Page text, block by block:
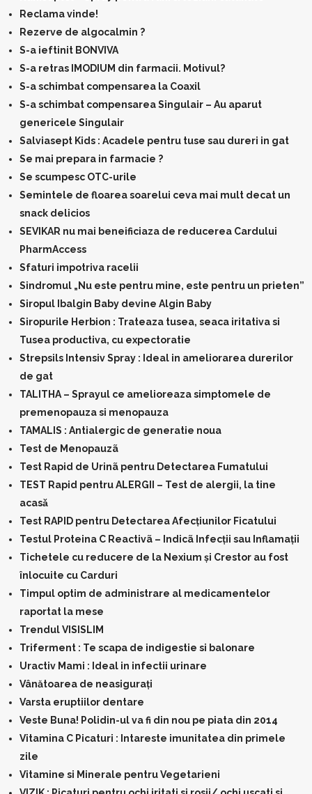
Reclama vinde!
Rezerve de algocalmin ?
S-a ieftinit BONVIVA
S-a retras IMODIUM din farmacii. Motivul?
S-a schimbat compensarea la Coaxil
S-a schimbat compensarea Singulair – Au aparut
genericele Singulair
Salviasept Kids : Acadele pentru tuse sau dureri in gat
Se mai prepara in farmacie ?
Se scumpesc OTC-urile
Semintele de floarea soarelui ceva mai mult decat un
snack delicios
SEVIKAR nu mai beneificiaza de reducerea Cardului
PharmAccess
Sfaturi impotriva racelii
Sindromul „Nu este pentru mine, este pentru un prieten”
Siropul Ibalgin Baby devine Algin Baby
Siropurile Herbion : Trateaza tusea, seaca iritativa si
Tusea productiva, cu expectoratie
Strepsils Intensiv Spray : Ideal in ameliorarea durerilor
de gat
TALITHA – Sprayul ce amelioreaza simptomele de
premenopauza si menopauza
TAMALIS : Antialergic de generatie noua
Test de Menopauzã
Test Rapid de Urinã pentru Detectarea Fumatului
TEST Rapid pentru ALERGII – Test de alergii, la tine
acasǎ
Test RAPID pentru Detectarea Afecțiunilor Ficatului
Testul Proteina C Reactivã – Indicã Infecții sau Inflamații
Tichetele cu reducere de la Nexium și Crestor au fost
înlocuite cu Carduri
Timpul optim de administrare al medicamentelor
raportat la mese
Trendul VISISLIM
Triferment : Te scapa de indigestie si balonare
Uractiv Mami : Ideal in infectii urinare
Vânătoarea de neasigurați
Varsta eruptiilor dentare
Veste Buna! Polidin-ul va fi din nou pe piata din 2014
Vitamina C Picaturi : Intareste imunitatea din primele
zile
Vitamine si Minerale pentru Vegetarieni